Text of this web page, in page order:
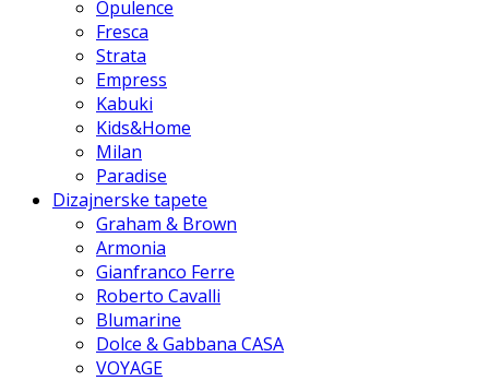
Opulence
Fresca
Strata
Empress
Kabuki
Kids&Home
Milan
Paradise
Dizajnerske tapete
Graham & Brown
Armonia
Gianfranco Ferre
Roberto Cavalli
Blumarine
Dolce & Gabbana CASA
VOYAGE